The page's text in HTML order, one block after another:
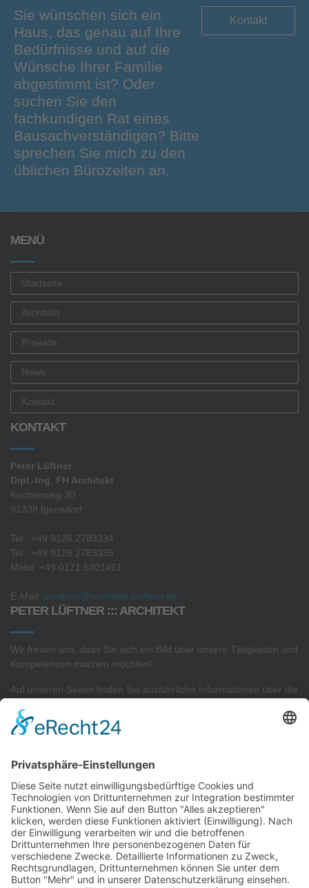
Sie wünschen sich ein
Haus, das genau auf Ihre
Bedürfnisse und auf die
Wünsche Ihrer Familie
abgestimmt ist? Oder
suchen Sie den
fachkundigen Rat eines
Bausachverständigen? Bitte
sprechen Sie mich zu den
üblichen Bürozeiten an.
Kontakt
MENÜ
Startseite
Architekt
Projekte
News
Kontakt
KONTAKT
Peter Lüftner
Dipl.-Ing. FH Architekt
Kirchenweg 30
91338 Igensdorf
Tel.: +49 9126 2783334
Tel.: +49 9126 2783335
Mobil: +49 0171 5301461
E-Mail: postfach@architekt-lueftner.de
PETER LÜFTNER ::: ARCHITEKT
Wir freuen uns, dass Sie sich ein Bild über unsere Tätigkeiten und
Kompetenzen machen möchten!
Auf unseren Seiten finden Sie ausführliche Informationen über die
unsererSachverständigen- und Gutachtertätigkeit.
AKTUELLSTE PROJEKTE
Neubau von 2 Reihenhäusern
Neubau von 9 Reihenhäusern
Konzeptplanung eines Gewerbekomplexes
Neubau einer Betriebs- und Lagerhalle
Neubau einer Wohnanlage